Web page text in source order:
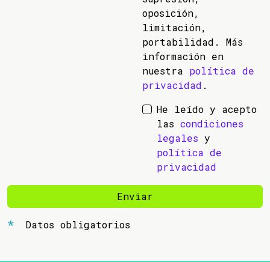
oposición,
limitación,
portabilidad. Más
información en
nuestra política de
privacidad .
He leído y acepto
las condiciones
legales y
política de
privacidad
Enviar
Datos obligatorios